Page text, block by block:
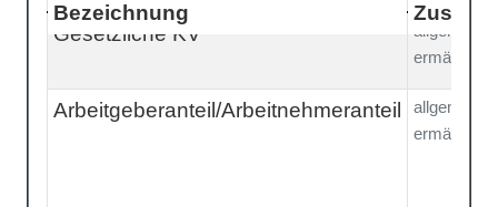
Bezeichnung
Gesetzliche KV
allgemein
ermäßigt
Arbeitgeberanteil/Arbeitnehmeranteil
allgemein
ermäßigt